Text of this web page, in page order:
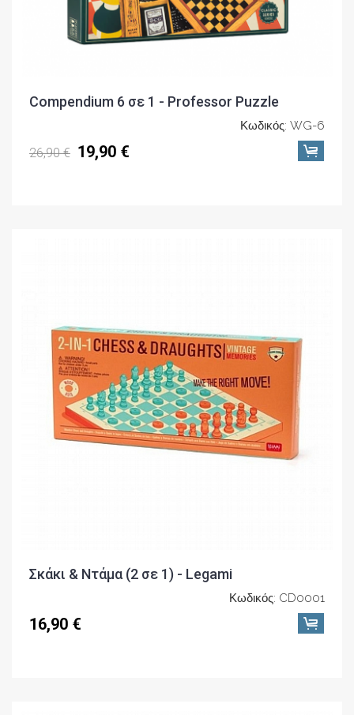
Compendium 6 σε 1 - Professor Puzzle
Κωδικός: WG-6
26,90 € 19,90 €
Σκάκι & Ντάμα (2 σε 1) - Legami
Κωδικός: CD0001
16,90 €